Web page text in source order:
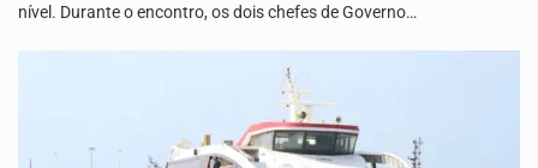
nível. Durante o encontro, os dois chefes de Governo…